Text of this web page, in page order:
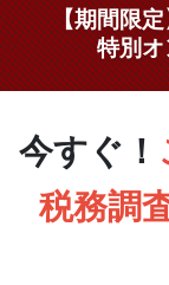
【期間限
特別
今すぐ！
税務調